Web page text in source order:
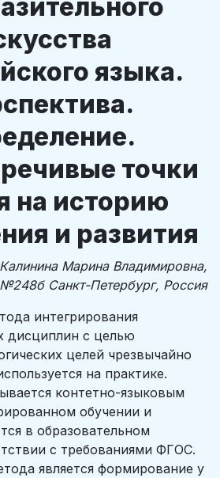
языка.
точки
на историю
и развития
Калинина Марина Владимировна,
Санкт-Петербург, Россия
интегрирования
дисциплин с целью
целей чрезвычайно
на практике.
контетно-языковым
обучении и
в образовательном
с требованиями ФГОС.
является формирование у